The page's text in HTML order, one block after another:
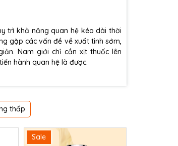
trì khả năng quan hệ kéo dài thời
gặp các vấn đề về xuất tinh sớm,
Nam giới chỉ cần xịt thuốc lên
hành quan hệ là được.
thấp
Sale